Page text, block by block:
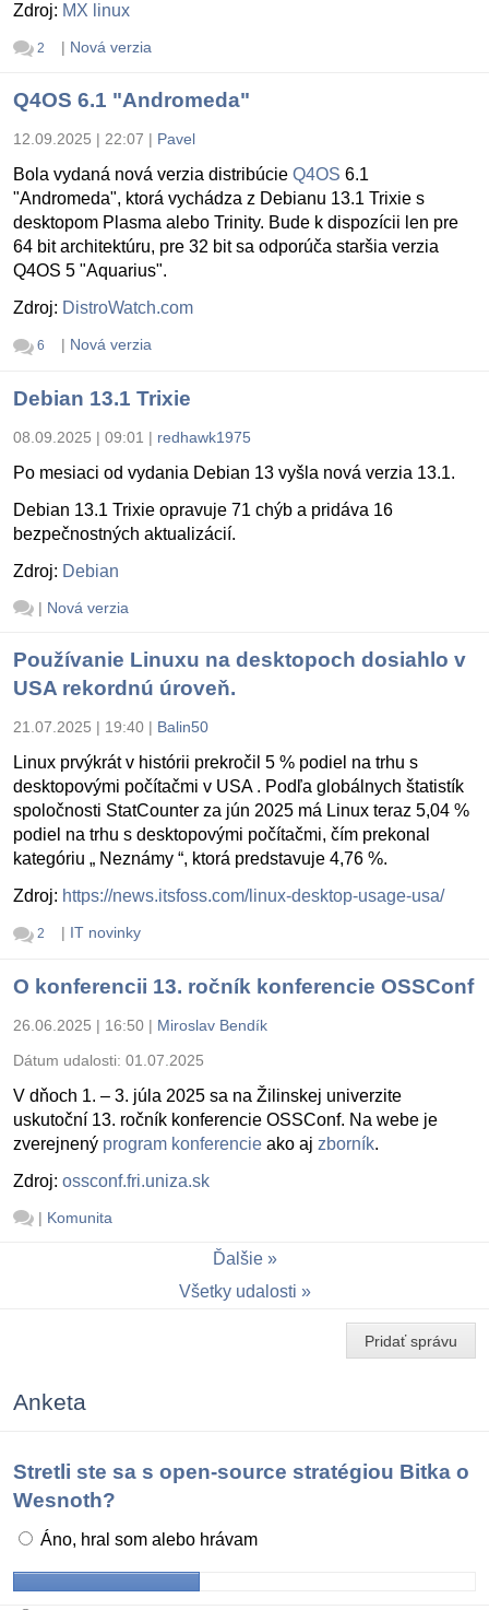
Zdroj: MX linux
2 | Nová verzia
Q4OS 6.1 "Andromeda"
12.09.2025 | 22:07 | Pavel
Bola vydaná nová verzia distribúcie Q4OS 6.1
"Andromeda", ktorá vychádza z Debianu 13.1 Trixie s
desktopom Plasma alebo Trinity. Bude k dispozícii len pre
64 bit architektúru, pre 32 bit sa odporúča staršia verzia
Q4OS 5 "Aquarius".
Zdroj: DistroWatch.com
6 | Nová verzia
Debian 13.1 Trixie
08.09.2025 | 09:01 | redhawk1975
Po mesiaci od vydania Debian 13 vyšla nová verzia 13.1.
Debian 13.1 Trixie opravuje 71 chýb a pridáva 16
bezpečnostných aktualizácií.
Zdroj: Debian
| Nová verzia
Používanie Linuxu na desktopoch dosiahlo v
USA rekordnú úroveň.
21.07.2025 | 19:40 | Balin50
Linux prvýkrát v histórii prekročil 5 % podiel na trhu s
desktopovými počítačmi v USA . Podľa globálnych štatistík
spoločnosti StatCounter za jún 2025 má Linux teraz 5,04 %
podiel na trhu s desktopovými počítačmi, čím prekonal
kategóriu „ Neznámy “, ktorá predstavuje 4,76 %.
Zdroj: https://news.itsfoss.com/linux-desktop-usage-usa/
2 | IT novinky
O konferencii 13. ročník konferencie OSSConf
26.06.2025 | 16:50 | Miroslav Bendík
Dátum udalosti: 01.07.2025
V dňoch 1. – 3. júla 2025 sa na Žilinskej univerzite
uskutoční 13. ročník konferencie OSSConf. Na webe je
zverejnený program konferencie ako aj zborník.
Zdroj: ossconf.fri.uniza.sk
| Komunita
Ďalšie
Všetky udalosti
Pridať správu
Anketa
Stretli ste sa s open-source stratégiou Bitka o
Wesnoth?
Áno, hral som alebo hrávam